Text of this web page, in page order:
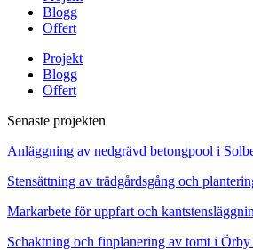
Blogg
Offert
Projekt
Blogg
Offert
Senaste projekten
Anläggning av nedgrävd betongpool i
Stensättning av trädgårdsgång och
Markarbete för uppfart och
Schaktning och finplanering av tomt i